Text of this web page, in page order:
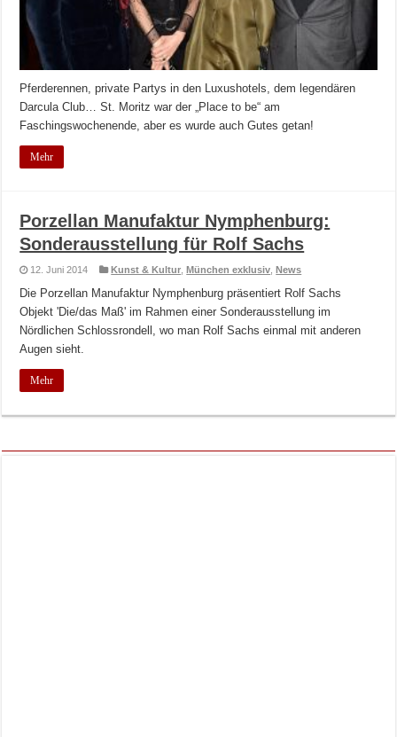
Pferderennen, private Partys in den Luxushotels, dem legendären
Darcula Club… St. Moritz war der „Place to be“ am
Faschingswochenende, aber es wurde auch Gutes getan!
Mehr
Porzellan Manufaktur Nymphenburg:
Sonderausstellung für Rolf Sachs
12. Juni 2014 Kunst & Kultur ,München exklusiv ,News
Die Porzellan Manufaktur Nymphenburg präsentiert Rolf Sachs
Objekt 'Die/das Maß' im Rahmen einer Sonderausstellung im
Nördlichen Schlossrondell, wo man Rolf Sachs einmal mit anderen
Augen sieht.
Mehr